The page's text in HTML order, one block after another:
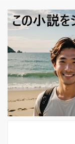
ハ
二
裂
詞
ま
し